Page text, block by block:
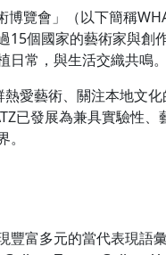
博覽會」（以下簡稱
15個國家的藝術家與
常，與生活交織共鳴。
愛藝術、關注本地文
已發展為兼具實驗性
富多元的當代表現語